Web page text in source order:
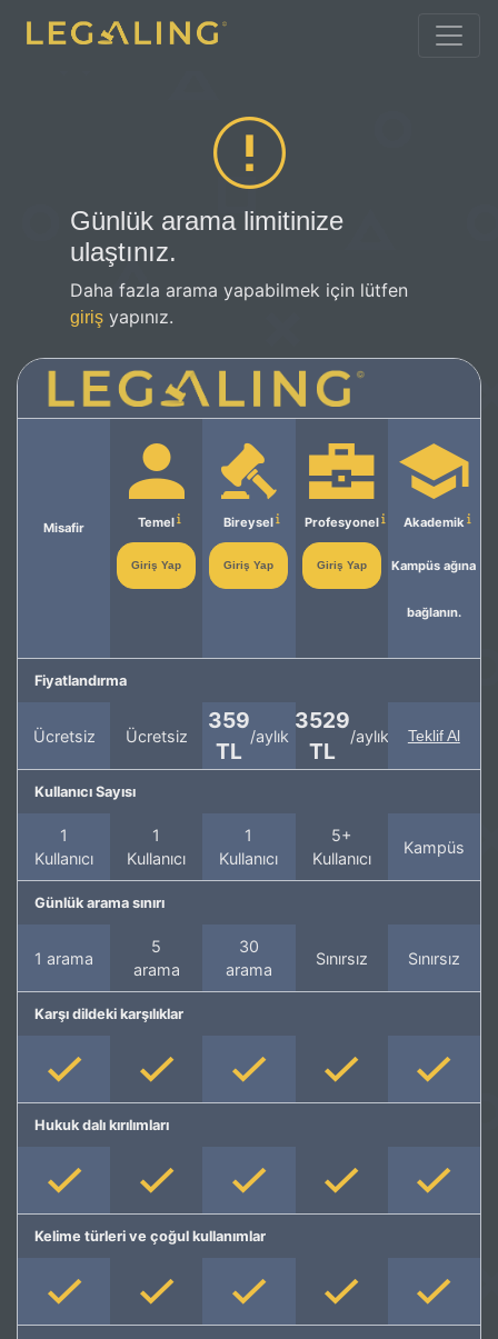
Günlük arama limitinize
ulaştınız.
Daha fazla arama yapabilmek için lütfen
giriş yapınız.
Misafir Temel
Giriş Yap
Bireysel
Giriş Yap
Profesyonel
Giriş Yap
Akademik
Kampüs ağına
bağlanın.
Fiyatlandırma
Ücretsiz Ücretsiz
359
TL
/aylık
3529
TL
/aylık Teklif Al
Kullanıcı Sayısı
1
Kullanıcı
1
Kullanıcı
1
Kullanıcı
5+
Kullanıcı
Kampüs
Günlük arama sınırı
1 arama
5
arama
30
arama
Sınırsız Sınırsız
Karşı dildeki karşılıklar
Hukuk dalı kırılımları
Kelime türleri ve çoğul kullanımlar